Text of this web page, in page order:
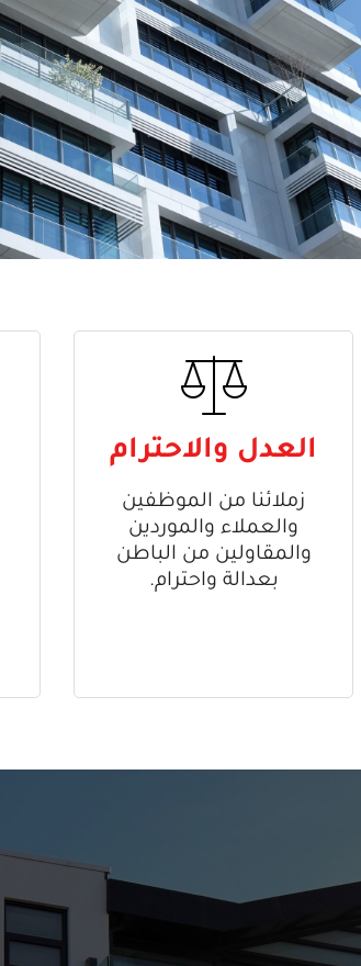
العدل والاحترام
زملائنا من الموظفين
والعملاء والموردين
والمقاولين من الباطن
بعدالة واحترام.